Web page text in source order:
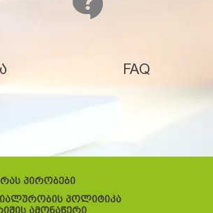
FAQ
პირობები
პოლიტიკა
ამონაწერი